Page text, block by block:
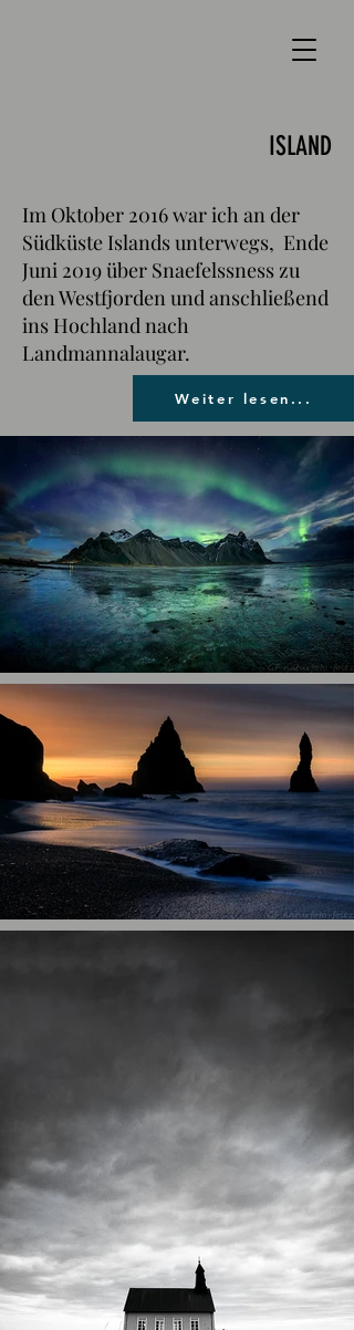
ISLAND
Im Oktober 2016 war ich an der
Südküste Islands unterwegs, Ende
Juni 2019 über Snaefelssness zu
den Westfjorden und anschließend
ins Hochland nach
Landmannalaugar.
Weiter lesen...